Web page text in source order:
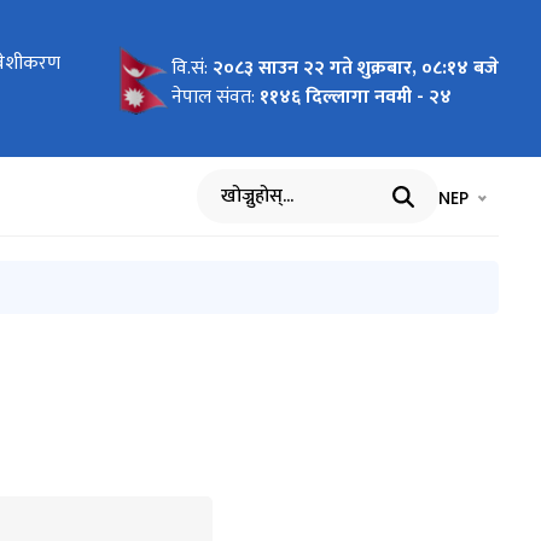
खरिद
आह्वान
सूचना
माग
।
वि.सं: २०८३ साउन २२ गते शुक्रबार, ०८:१४ बजे
नेपाल संवत: ११४६ दिल्लागा नवमी - २४
खोज्नुहोस् भाषा चयन
NEP